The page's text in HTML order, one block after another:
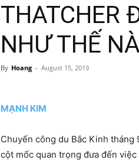
THATCHER
NHƯ THẾ
By Hoang - August 15, 2019
MẠNH KIM
Chuyến công du Bắc Kinh
cột mốc quan trọng đưa đến